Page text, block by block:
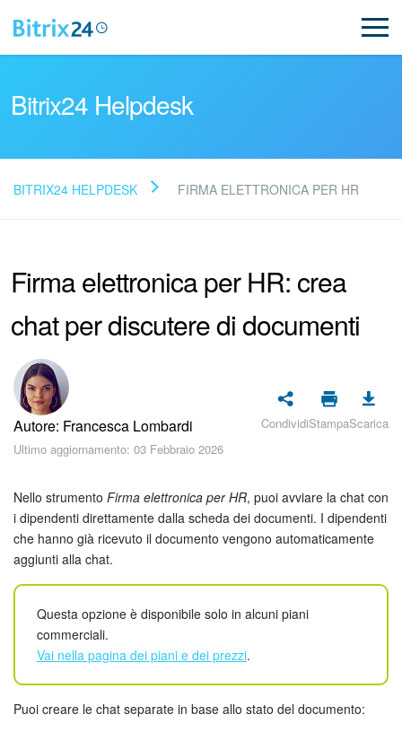
Novità
Supporto Bitrix24
Registrazione e accesso
Piani e pagamento
Sicurezza in Bitrix24
Come iniziare?
CoPilot: IA in Bitrix24
Feed
Messenger
Calendario
Bitrix24 Helpdesk
BITRIX24 HELPDESK FIRMA ELETTRONICA PER HR
Firma elettronica per HR: crea
chat per discutere di documenti
Autore: Francesca Lombardi
Ultimo aggiornamento: 03 Febbraio 2026
CondividiStampaScarica
Nello strumento Firma elettronica per HR, puoi avviare la chat con
i dipendenti direttamente dalla scheda dei documenti. I dipendenti
che hanno già ricevuto il documento vengono automaticamente
aggiunti alla chat.
Questa opzione è disponibile solo in alcuni piani
commerciali.
Vai nella pagina dei piani e dei prezzi.
Puoi creare le chat separate in base allo stato del documento: